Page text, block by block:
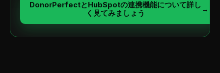
DonorPerfectとHubSpotの連携機能について詳し
く見てみましょう
→